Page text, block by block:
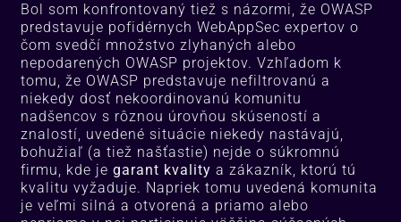
Bol som konfrontovaný tiež s názormi, že OWASP
predstavuje pofidérnych WebAppSec expertov o
čom svedčí množstvo zlyhaných alebo
nepodarených OWASP projektov. Vzhľadom k
tomu, že OWASP predstavuje nefiltrovanú a
niekedy dosť nekoordinovanú komunitu
nadšencov s rôznou úrovňou skúseností a
znalostí, uvedené situácie niekedy nastávajú,
bohužiaľ (a tiež našťastie) nejde o súkromnú
firmu, kde jegarant kvality a zákazník, ktorú tú
kvalitu vyžaduje. Napriek tomu uvedená komunita
je veľmi silná a otvorená a priamo alebo